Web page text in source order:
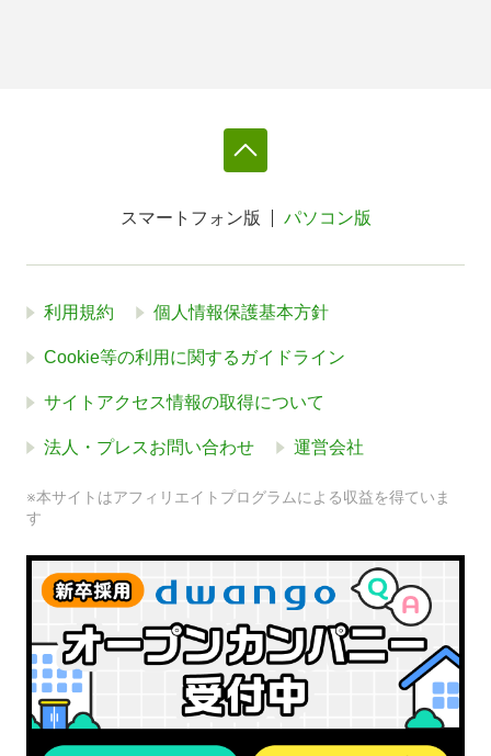
スマートフォン版 パソコン版
利用規約 個人情報保護基本方針
Cookie等の利用に関するガイドライン
サイトアクセス情報の取得について
法人・プレスお問い合わせ 運営会社
※本サイトはアフィリエイトプログラムによる収益を得ていま
す